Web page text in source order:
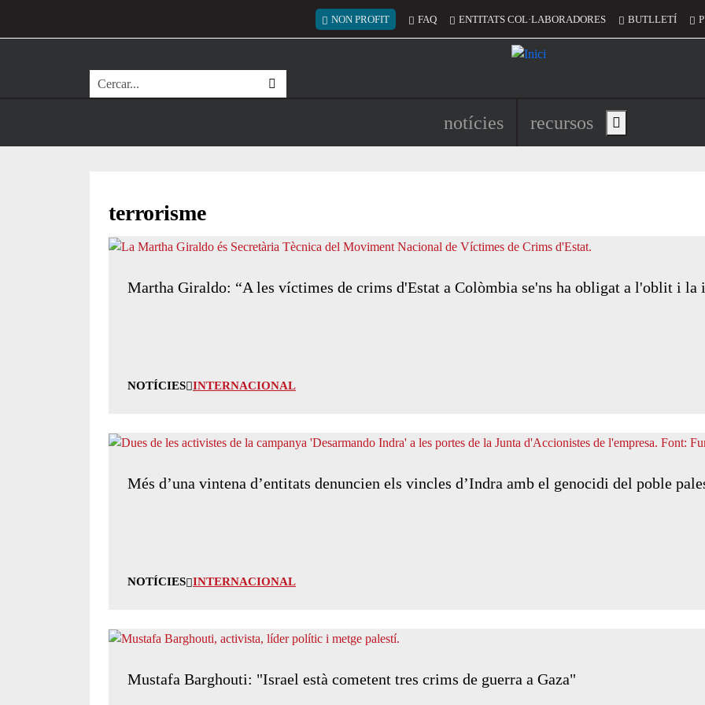
Menú del compte d'usuari
NON PROFIT FAQ ENTITATS COL·LABORADORES BUTLLETÍ
Cerca
Navegació principal de
notícies recursos Show main menu
terrorisme
Martha Giraldo: “A les víctimes de crims d'Estat a Colòmbia se'ns ha obligat a l'oblit i la
NOTÍCIES INTERNACIONAL
Més d’una vintena d’entitats denuncien els vincles d’Indra amb el genocidi del poble
NOTÍCIES INTERNACIONAL
Mustafa Barghouti: "Israel està cometent tres crims de guerra a Gaza"